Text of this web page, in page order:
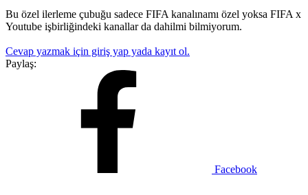
Bu özel ilerleme çubuğu sadece FIFA kanalınamı özel yoksa FIFA x
Youtube işbirliğindeki kanallar da dahilmi bilmiyorum.
Cevap yazmak için giriş yap yada kayıt ol.
Paylaş:
Facebook